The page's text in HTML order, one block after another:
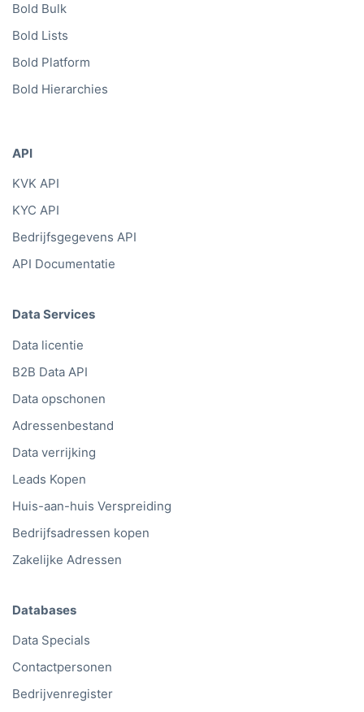
Bold Bulk
Bold Lists
Bold Platform
Bold Hierarchies
API
KVK API
KYC API
Bedrijfsgegevens API
API Documentatie
Data Services
Data licentie
B2B Data API
Data opschonen
Adressenbestand
Data verrijking
Leads Kopen
Huis-aan-huis Verspreiding
Bedrijfsadressen kopen
Zakelijke Adressen
Databases
Data Specials
Contactpersonen
Bedrijvenregister